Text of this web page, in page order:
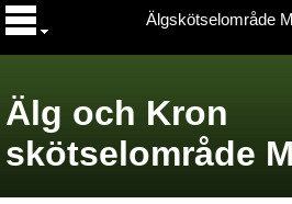
Älg och Kron
skötselområde
Älgskötselområde